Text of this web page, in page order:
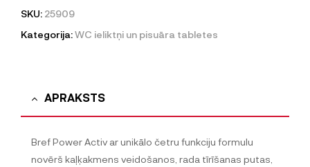
SKU: 25909
Kategorija:WC ieliktņi un pisuāra tabletes
APRAKSTS
Bref Power Activ ar unikālo četru funkciju formulu
novērš kaļķakmens veidošanos, rada tīrīšanas putas,